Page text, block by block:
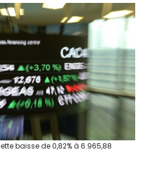
baisse de 0,82% à 6.965,88